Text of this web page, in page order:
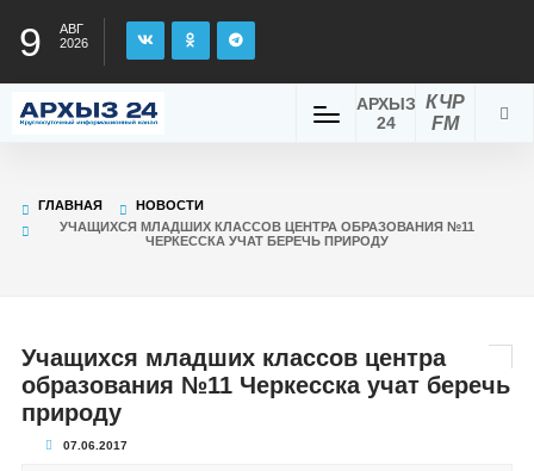
9
АВГ
2026
КЧР
FM
АРХЫЗ
24
ГЛАВНАЯ
НОВОСТИ
УЧАЩИХСЯ МЛАДШИХ КЛАССОВ ЦЕНТРА ОБРАЗОВАНИЯ №11
ЧЕРКЕССКА УЧАТ БЕРЕЧЬ ПРИРОДУ
Учащихся младших классов центра
образования №11 Черкесска учат беречь
природу
07.06.2017